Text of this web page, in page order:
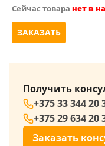
Сейчас товара нет в
ЗАКАЗАТЬ
Получить
+375 33 344 20
+375 29 634 20
Заказать